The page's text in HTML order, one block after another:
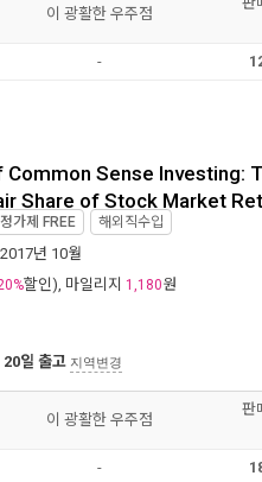
이 광활한 우주점
-
Sense Investing:
Share of Stock Market
정가제 FREE 해외직수입
년 10월
할인), 마일리지 1,180원
20일 출고 지역변경
이 광활한 우주점
판
-